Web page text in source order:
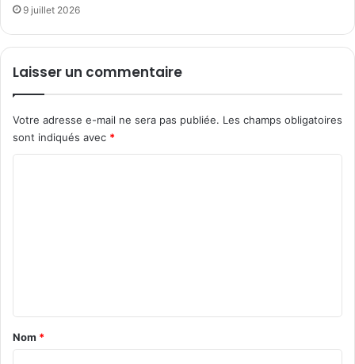
9 juillet 2026
Laisser un commentaire
Votre adresse e-mail ne sera pas publiée. Les champs obligatoires
sont indiqués avec *
a
Nom *